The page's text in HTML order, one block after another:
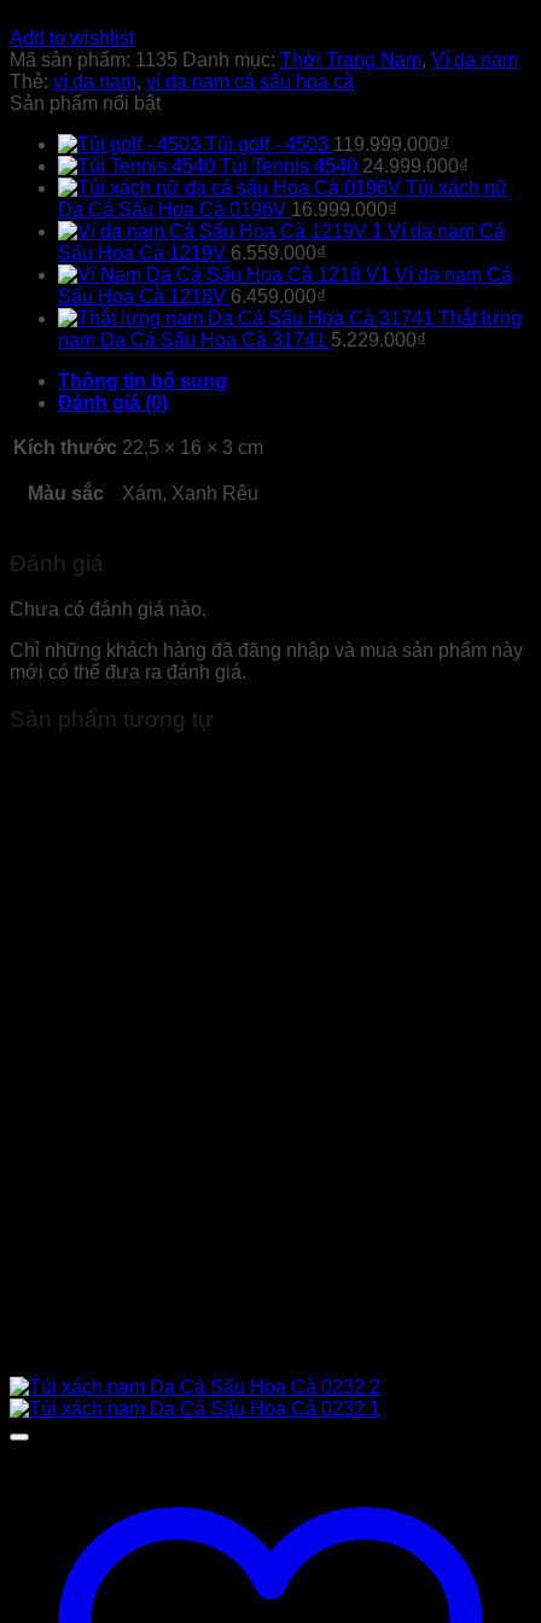
Add to wishlist
Mã sản phẩm: 1135 Danh mục: Thời Trang Nam, Ví da nam
Thẻ: ví da nam, ví da nam cá sấu hoa cà
Sản phẩm nổi bật
Túi golf - 4503 119.999.000₫
Túi Tennis 4540 24.999.000₫
Túi xách nữ
Da Cá Sấu Hoa Cà 0196V 16.999.000₫
Ví da nam Cá
Sấu Hoa Cà 1219V 6.559.000₫
Ví da nam Cá
Sấu Hoa Cà 1218V 6.459.000₫
Thắt lưng
nam Da Cá Sấu Hoa Cà 31741 5.229.000₫
Thông tin bổ sung
Đánh giá (0)
Kích thước 22,5 × 16 × 3 cm
Màu sắc Xám, Xanh Rêu
Đánh giá
Chưa có đánh giá nào.
Chỉ những khách hàng đã đăng nhập và mua sản phẩm này
mới có thể đưa ra đánh giá.
Sản phẩm tương tự